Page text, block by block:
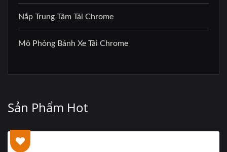
Nắp Trung Tâm Tải Chrome
Mô Phỏng Bánh Xe Tải Chrome
Sản Phẩm Hot